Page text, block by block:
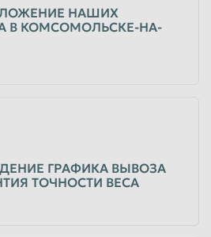
НАШИХ
В КОМСОМОЛЬСКЕ-НА-
ГРАФИКА ВЫВОЗА
ТОЧНОСТИ ВЕСА